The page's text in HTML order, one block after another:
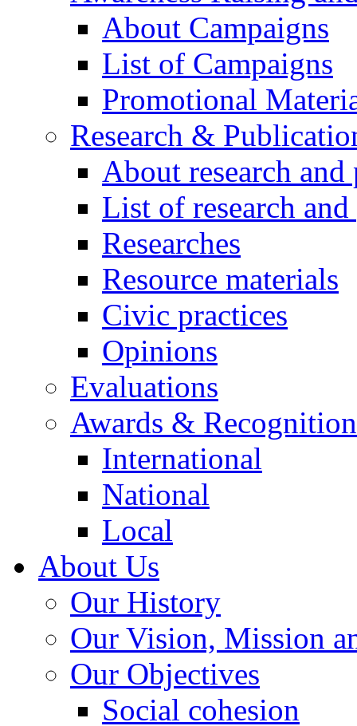
About Campaigns
List of Campaigns
Promotional
Research &
About research
List of research
Researches
Resource materials
Civic practices
Opinions
Evaluations
Awards &
International
National
Local
About Us
Our History
Our Vision, Mission
Our Objectives
Social cohesion